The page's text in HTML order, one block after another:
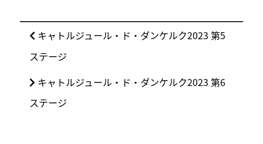
前
の
稿:
キャトルジュール・ド・ダンケルク2023 第5
ステージ
次
の
キャトルジュール・ド・ダンケルク2023 第6
ステージ